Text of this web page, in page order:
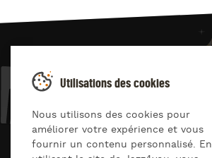
JAZZ4
Utilisations des cookies
Nous utilisons des cookies pour
améliorer votre expérience et vous
fournir un contenu personnalisé. En